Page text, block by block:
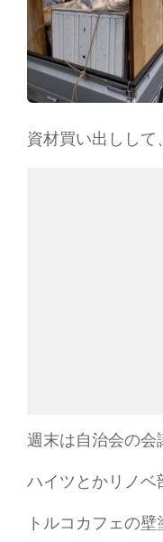
資材買い出しして、
週末は自治会の会
ハイツとかリノベ
トルコカフェの壁